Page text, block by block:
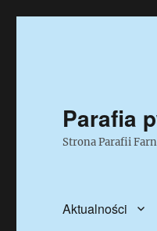
Parafia
Strona Parafii
Aktualności